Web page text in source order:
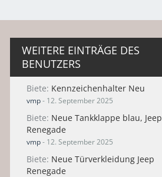
WEITERE EINTRÄGE DES
BENUTZERS
Biete Kennzeichenhalter Neu
vmp- 12. September 2025
Biete Neue Tankklappe blau, Jeep
Renegade
vmp- 12. September 2025
Biete Neue Türverkleidung Jeep
Renegade